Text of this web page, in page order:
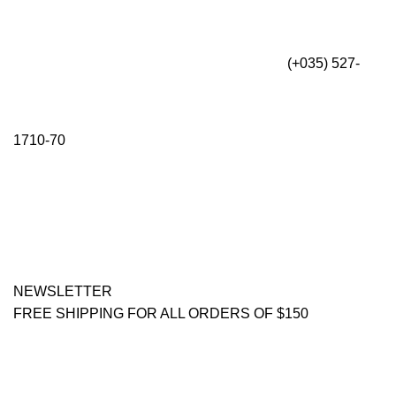
(+035) 527-
1710-70
NEWSLETTER
FREE SHIPPING FOR ALL ORDERS OF $150